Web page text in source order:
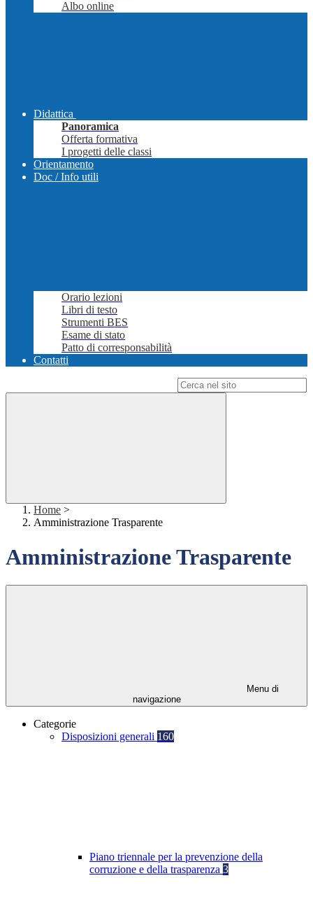
Albo online
Didattica
Panoramica
Offerta formativa
I progetti delle classi
Orientamento
Doc / Info utili
Orario lezioni
Libri di testo
Strumenti BES
Esame di stato
Patto di corresponsabilità
Contatti
Home >
Amministrazione Trasparente
Amministrazione Trasparente
Menu di
navigazione
Categorie
Disposizioni generali 160
Piano triennale per la prevenzione della
corruzione e della trasparenza 3